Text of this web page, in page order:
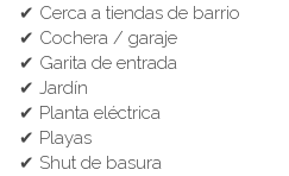
✔ Cerca a tiendas de barrio
✔ Cochera / garaje
✔ Garita de entrada
✔ Jardín
✔ Planta eléctrica
✔ Playas
✔ Shut de basura